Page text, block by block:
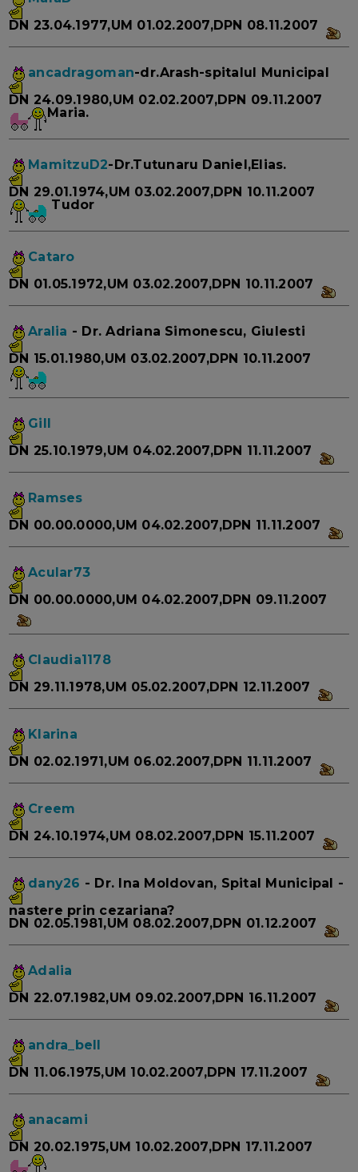
DN 23.04.1977,UM 01.02.2007,DPN 08.11.2007
ancadragoman-dr.Arash-spitalul Municipal
DN 24.09.1980,UM 02.02.2007,DPN 09.11.2007
Maria.
MamitzuD2-Dr.Tutunaru Daniel,Elias.
DN 29.01.1974,UM 03.02.2007,DPN 10.11.2007
Tudor
Cataro
DN 01.05.1972,UM 03.02.2007,DPN 10.11.2007
Aralia - Dr. Adriana Simonescu, Giulesti
DN 15.01.1980,UM 03.02.2007,DPN 10.11.2007
Gill
DN 25.10.1979,UM 04.02.2007,DPN 11.11.2007
Ramses
DN 00.00.0000,UM 04.02.2007,DPN 11.11.2007
Acular73
DN 00.00.0000,UM 04.02.2007,DPN 09.11.2007
Claudia1178
DN 29.11.1978,UM 05.02.2007,DPN 12.11.2007
Klarina
DN 02.02.1971,UM 06.02.2007,DPN 11.11.2007
Creem
DN 24.10.1974,UM 08.02.2007,DPN 15.11.2007
dany26 - Dr. Ina Moldovan, Spital Municipal -
nastere prin cezariana?
DN 02.05.1981,UM 08.02.2007,DPN 01.12.2007
Adalia
DN 22.07.1982,UM 09.02.2007,DPN 16.11.2007
andra_bell
DN 11.06.1975,UM 10.02.2007,DPN 17.11.2007
anacami
DN 20.02.1975,UM 10.02.2007,DPN 17.11.2007